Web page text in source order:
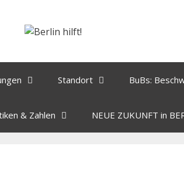
Standort BuBs:
& Zahlen NEUE ZUKUNFT in